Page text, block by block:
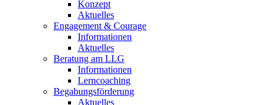
Konzept
Aktuelles
Engagement & Courage
Informationen
Aktuelles
Beratung am LLG
Informationen
Lerncoaching
Begabungsförderung
Aktuelles